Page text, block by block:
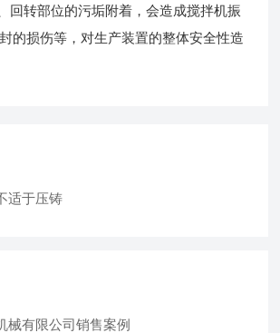
转部位的污垢附着，会造成搅拌机振
的损伤等，对生产装置的整体安全性造
适于压铸
械有限公司销售案例